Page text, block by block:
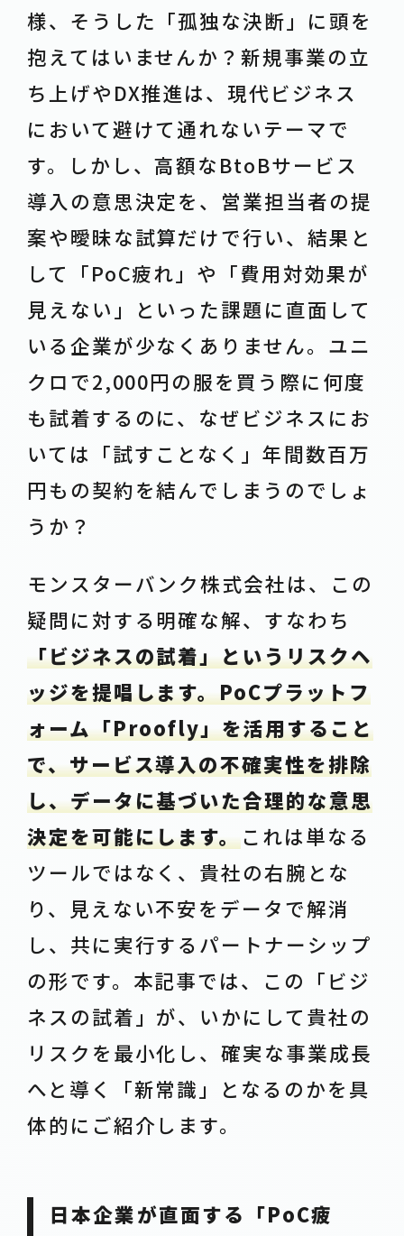
PRIVACY POLICY
様、そうした「孤独な決断」に頭を
抱えてはいませんか？新規事業の立
ち上げやDX推進は、現代ビジネス
において避けて通れないテーマで
す。しかし、高額なBtoBサービス
導入の意思決定を、営業担当者の提
案や曖昧な試算だけで行い、結果と
して「PoC疲れ」や「費用対効果が
見えない」といった課題に直面して
いる企業が少なくありません。ユニ
クロで2,000円の服を買う際に何度
も試着するのに、なぜビジネスにお
いては「試すことなく」年間数百万
円もの契約を結んでしまうのでしょ
うか？
モンスターバンク株式会社は、この
疑問に対する明確な解、すなわち
「ビジネスの試着」というリスクヘ
ッジを提唱します。PoCプラットフ
ォーム「Proofly」を活用すること
で、サービス導入の不確実性を排除
し、データに基づいた合理的な意思
決定を可能にします。これは単なる
ツールではなく、貴社の右腕とな
り、見えない不安をデータで解消
し、共に実行するパートナーシップ
の形です。本記事では、この「ビジ
ネスの試着」が、いかにして貴社の
リスクを最小化し、確実な事業成長
へと導く「新常識」となるのかを具
体的にご紹介します。
日本企業が直面する「PoC疲